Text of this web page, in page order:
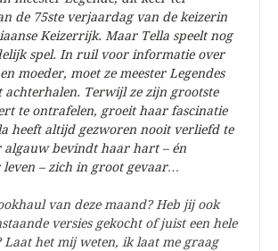
de 75ste verjaardag van de keizerin
Keizerrijk. Maar Tella speelt nog
spel. In ruil voor informatie over
moeder, moet ze meester Legendes
achterhalen. Terwijl ze zijn grootste
te ontrafelen, groeit haar fascinatie
heeft altijd gezworen nooit verliefd te
algauw bevindt haar hart – én
leven – zich in groot gevaar…
van deze maand? Heb jij ook
versies gekocht of juist een hele
Laat het mij weten, ik laat me graag